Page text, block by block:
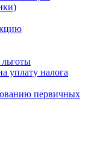
уплату налога
первичных